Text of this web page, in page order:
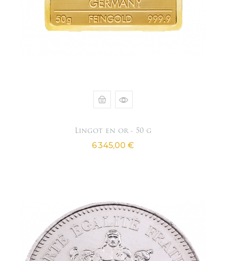
Lingot en or - 50 g
Prix
6 345,00 €